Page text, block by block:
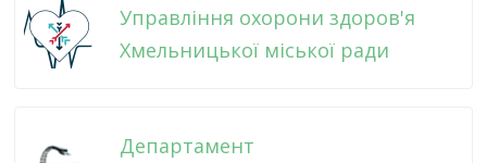
Управління охорони здоров'я
Хмельницької міської ради
Департамент